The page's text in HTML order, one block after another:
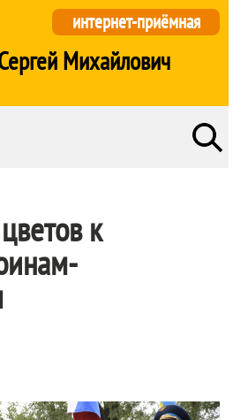
Михайлович
интернет-приёмная
к